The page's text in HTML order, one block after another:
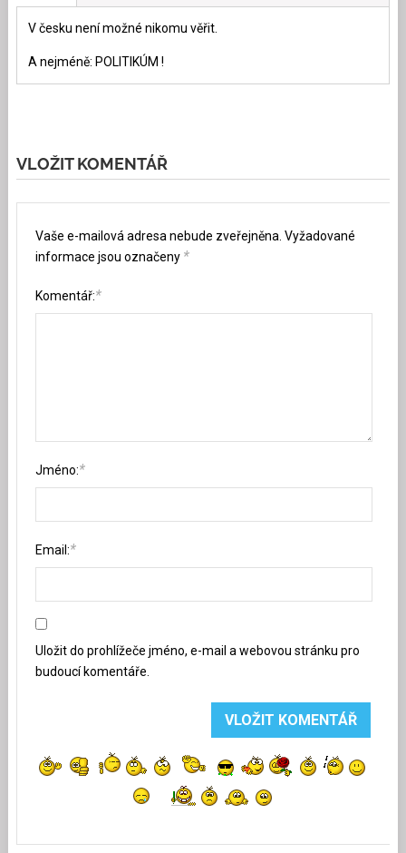
V česku není možné nikomu věřit.
A nejméně: POLITIKÚM !
VLOŽIT KOMENTÁŘ
Vaše e-mailová adresa nebude zveřejněna. Vyžadované
informace jsou označeny *
Komentář:*
Jméno:*
Email:*
Uložit do prohlížeče jméno, e-mail a webovou stránku pro
budoucí komentáře.